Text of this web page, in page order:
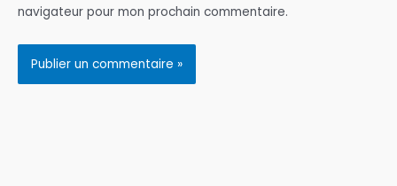
navigateur pour mon prochain commentaire.